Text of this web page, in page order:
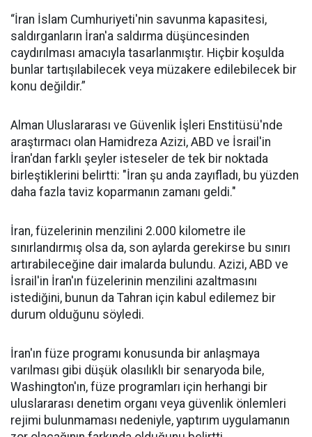
“İran İslam Cumhuriyeti'nin savunma kapasitesi,
saldırganların İran'a saldırma düşüncesinden
caydırılması amacıyla tasarlanmıştır. Hiçbir koşulda
bunlar tartışılabilecek veya müzakere edilebilecek bir
konu değildir.”
Alman Uluslararası ve Güvenlik İşleri Enstitüsü'nde
araştırmacı olan Hamidreza Azizi, ABD ve İsrail'in
İran'dan farklı şeyler isteseler de tek bir noktada
birleştiklerini belirtti: "İran şu anda zayıfladı, bu yüzden
daha fazla taviz koparmanın zamanı geldi."
İran, füzelerinin menzilini 2.000 kilometre ile
sınırlandırmış olsa da, son aylarda gerekirse bu sınırı
artırabileceğine dair imalarda bulundu. Azizi, ABD ve
İsrail'in İran'ın füzelerinin menzilini azaltmasını
istediğini, bunun da Tahran için kabul edilemez bir
durum olduğunu söyledi.
İran'ın füze programı konusunda bir anlaşmaya
varılması gibi düşük olasılıklı bir senaryoda bile,
Washington'ın, füze programları için herhangi bir
uluslararası denetim organı veya güvenlik önlemleri
rejimi bulunmaması nedeniyle, yaptırım uygulamanın